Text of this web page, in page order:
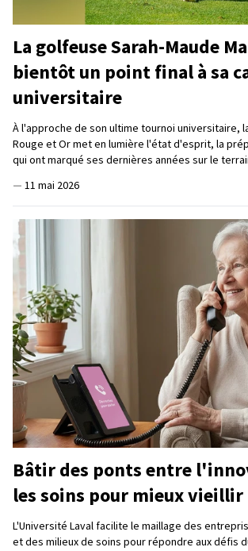
La golfeuse Sarah-Maude
bientôt un point final à sa
universitaire
À l'approche de son ultime tournoi universitaire,
Rouge et Or met en lumière l'état d'esprit, la
qui ont marqué ses dernières années sur le
— 11 mai 2026
Bâtir des ponts entre
les soins pour mieux vieillir
L'Université Laval facilite le maillage des
et des milieux de soins pour répondre aux défis